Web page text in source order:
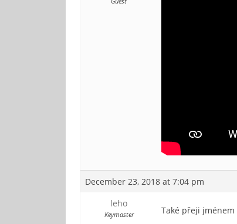
December 23, 2018 at 7:04 pm
leho
Keymaster Také přeji jménem